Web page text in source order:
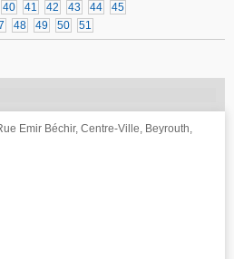
40 41 42 43 44
45
48 49 50 51
Emir Béchir, Centre-Ville, Beyrouth,